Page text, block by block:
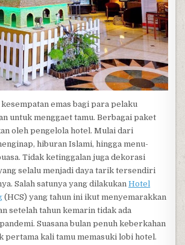
kesempatan emas bagi para pelaku
untuk menggaet tamu. Berbagai paket
oleh pengelola hotel. Mulai dari
hiburan Islami, hingga menu-
Tidak ketinggalan juga dekorasi
selalu menjadi daya tarik tersendiri
Salah satunya yang dilakukanHotel
(HCS) yang tahun ini ikut menyemarakkan
setelah tahun kemarin tidak ada
Suasana bulan penuh keberkahan
pertama kali tamu memasuki lobi hotel.